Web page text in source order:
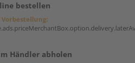
bestellen
Vorbestellung:
Händler abholen